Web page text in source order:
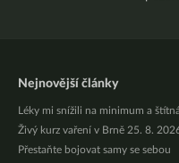
Nejnovější články
Léky mi snížili na minimum a
Živý kurz vaření v Brně 25. 8.
Přestaňte bojovat samy se sebou